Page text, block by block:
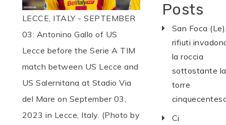
LECCE, ITALY - SEPTEMBER
03: Antonino Gallo of US
Lecce before the Serie A TIM
match between US Lecce and
US Salernitana at Stadio Via
del Mare on September 03,
2023 in Lecce, Italy. (Photo by
Posts
San Foca
rifiuti
la roccia
sottostante la
torre
Ci